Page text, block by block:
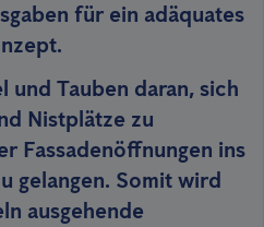
für ein adäquates
und Tauben daran, sich
Nistplätze zu
Fassadenöffnungen ins
gelangen. Somit wird
ausgehende